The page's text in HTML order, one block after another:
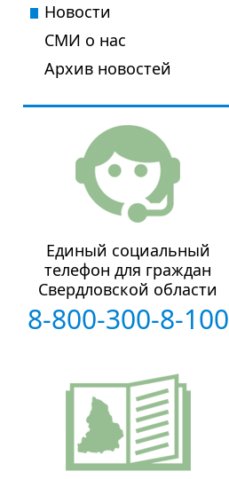
Новости
СМИ о нас
Архив новостей
Единый социальный
телефон для граждан
Свердловской области
8-800-300-8-100